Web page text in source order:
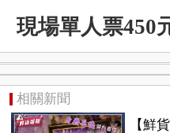
現場單人票450
相關新聞
【鮮